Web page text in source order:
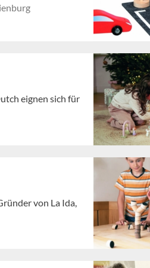
eignen sich für
von La Ida,